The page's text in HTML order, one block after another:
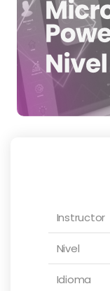
Instructor
Nivel
Idioma